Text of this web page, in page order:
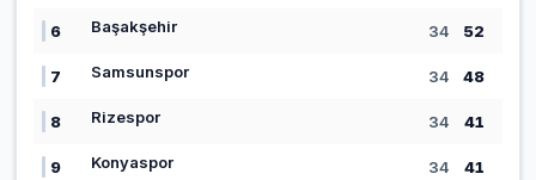
6 Başakşehir 34 52
7 Samsunspor 34 48
8 Rizespor 34 41
9 Konyaspor 34 41